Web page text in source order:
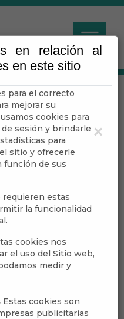
×
en relación al
en este sitio
para el correcto
mejorar su
cookies para
sesión y brindarle
para
sitio y ofrecerle
función de sus
requieren estas
la funcionalidad
cookies nos
el uso del Sitio web,
medir y
Estas cookies son
publicitarias
LIGA